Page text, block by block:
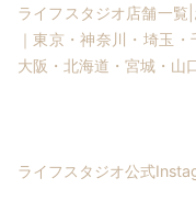
ライフスタジオ店舗一
｜東京・神奈川・埼玉
大阪・北海道・宮城・山
ライフスタジオ公式